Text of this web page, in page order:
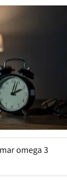
omega 3